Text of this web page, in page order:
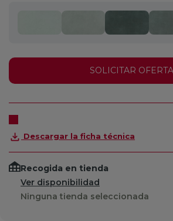
SOLICITAR OFERTA
Descargar la ficha técnica
Recogida en tienda
Ver disponibilidad
Ninguna tienda seleccionada